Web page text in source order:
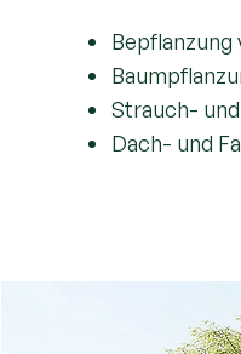
Bepflanzung
Strauch-
Dach- und